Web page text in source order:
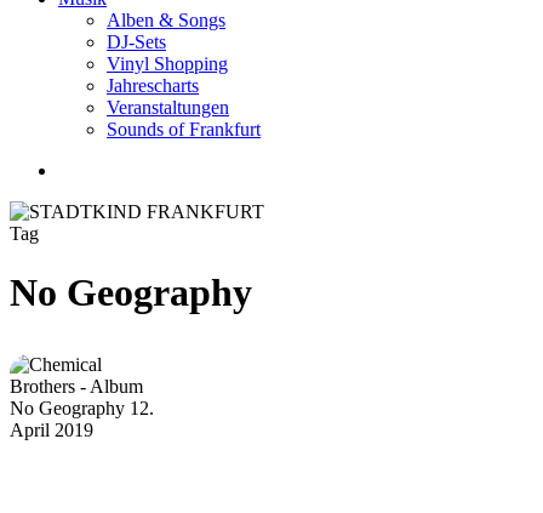
Alben & Songs
DJ-Sets
Vinyl Shopping
Jahrescharts
Veranstaltungen
Sounds of Frankfurt
Tag
No Geography